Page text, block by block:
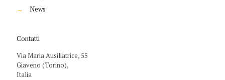
→
News
Contatti
Via Maria Ausiliatrice, 55
Giaveno (Torino),
Italia